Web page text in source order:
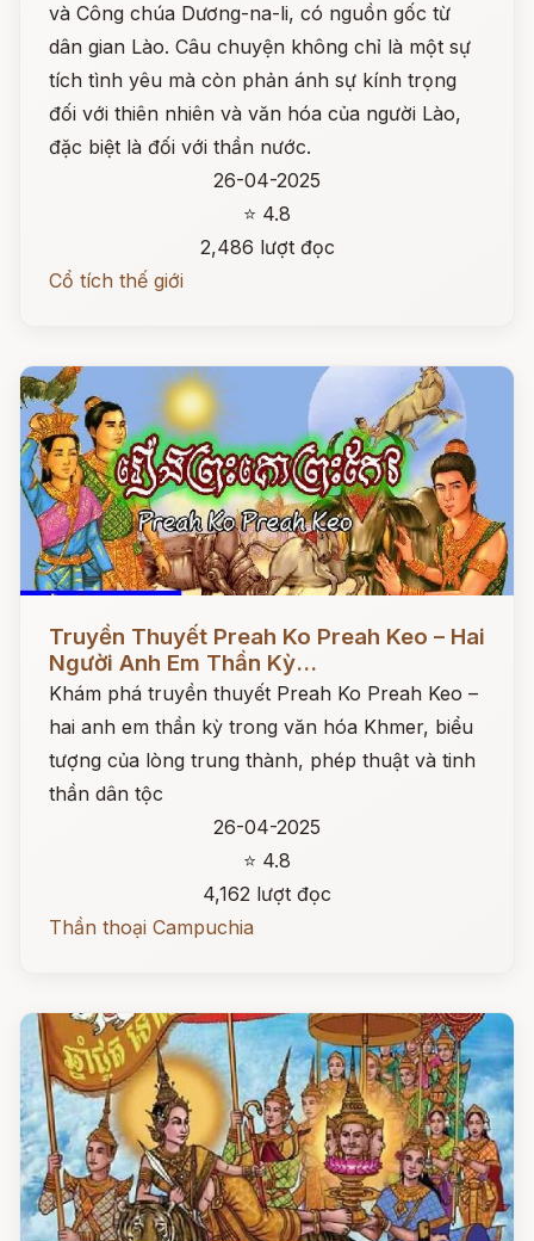
và Công chúa Dương-na-li, có nguồn gốc từ
dân gian Lào. Câu chuyện không chỉ là một sự
tích tình yêu mà còn phản ánh sự kính trọng
đối với thiên nhiên và văn hóa của người Lào,
đặc biệt là đối với thần nước.
26-04-2025
⭐ 4.8
2,486 lượt đọc
Cổ tích thế giới
Đọc ngay
Truyền Thuyết Preah Ko Preah Keo – Hai
Người Anh Em Thần Kỳ...
Khám phá truyền thuyết Preah Ko Preah Keo –
hai anh em thần kỳ trong văn hóa Khmer, biểu
tượng của lòng trung thành, phép thuật và tinh
thần dân tộc
26-04-2025
⭐ 4.8
4,162 lượt đọc
Thần thoại Campuchia